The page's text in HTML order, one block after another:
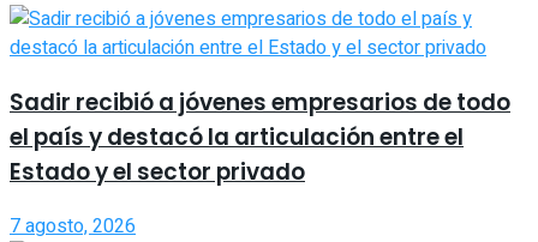
Sadir recibió a jóvenes empresarios de todo
el país y destacó la articulación entre el
Estado y el sector privado
7 agosto, 2026